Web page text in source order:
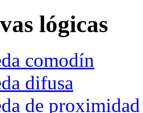
lógicas
comodín
difusa
de proximidad